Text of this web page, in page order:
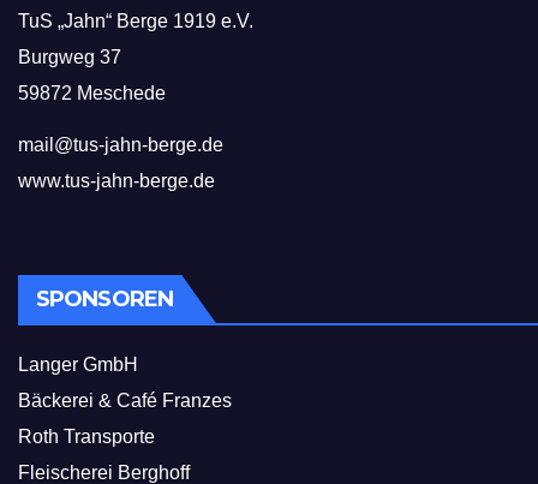
TuS „Jahn“ Berge 1919 e.V.
Burgweg 37
59872 Meschede
mail@tus-jahn-berge.de
www.tus-jahn-berge.de
SPONSOREN
Langer GmbH
Bäckerei & Café Franzes
Roth Transporte
Fleischerei Berghoff